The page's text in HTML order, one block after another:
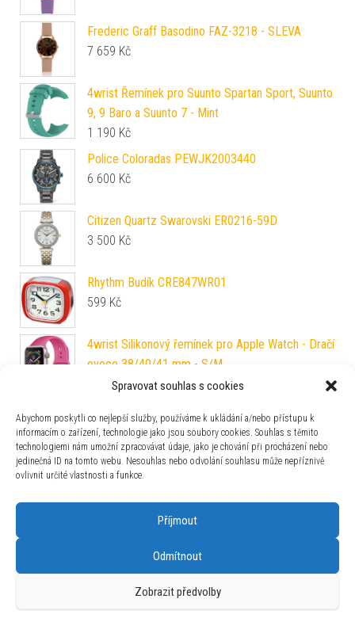
Spravovat souhlas s cookies
Abychom poskytli co nejlepší služby, používáme k ukládání a/nebo přístupu k
informacím o zařízení, technologie jako jsou soubory cookies. Souhlas s těmito
technologiemi nám umožní zpracovávat údaje, jako je chování při procházení nebo
jedinečná ID na tomto webu. Nesouhlas nebo odvolání souhlasu může nepříznivě
ovlivnit určité vlastnosti a funkce.
Příjmout
Odmítnout
Zobrazit předvolby
Frederic Graff Basodino FAZ-3218 - SLEVA
7 659 Kč
4wrist Řemínek pro Suunto Spartan Sport, Suunto
9, 9 Baro a Suunto 7 - Mint
1 190 Kč
Police Coloradas PEWJK2003440
6 600 Kč
Citizen Quartz Swarovski ER0216-59D
3 500 Kč
Rhythm Budík CRE847WR01
599 Kč
4wrist Silikonový řemínek pro Apple Watch - Dračí
ovoce 38/40/41 mm - S/M
Kč
6 990Kč
Festina Boyfriend 20475/1
Používáme WordPress (v češtině).|Šablona: Bulk Shop
s.r.o. Chodovská 228/3 Praha 4 IČ: 26454424